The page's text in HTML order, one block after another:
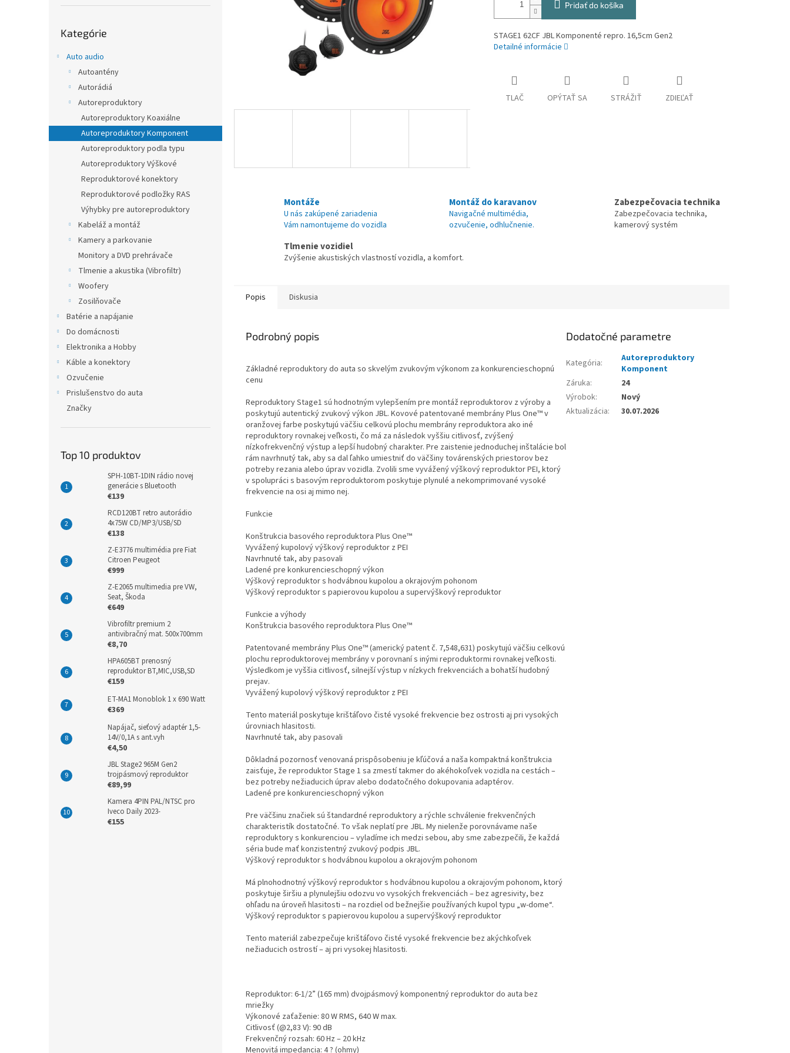
kategórie
Kategórie
Auto audio
Autoantény
Autorádiá
Autoreproduktory
Autoreproduktory Koaxiálne
Autoreproduktory Komponent
Autoreproduktory podla typu
Autoreproduktory Výškové
Reproduktorové konektory
Reproduktorové podložky RAS
Výhybky pre autoreproduktory
Kabeláž a montáž
Kamery a parkovanie
Monitory a DVD prehrávače
Tlmenie a akustika (Vibrofiltr)
Woofery
Zosilňovače
Batérie a napájanie
Do domácnosti
Elektronika a Hobby
Káble a konektory
Ozvučenie
Prislušenstvo do auta
Značky
Top 10 produktov
SPH-10BT-1DIN rádio novej
generácie s Bluetooth
€139
RCD120BT retro autorádio
4x75W CD/MP3/USB/SD
€138
Z-E3776 multimédia pre Fiat
Citroen Peugeot
€999
Z-E2065 multimedia pre VW,
Seat, Škoda
€649
Vibrofiltr premium 2
antivibračný mat. 500x700mm
€8,70
HPA605BT prenosný
reproduktor BT,MIC,USB,SD
€159
ET-MA1 Monoblok 1 x 690 Watt
€369
Napájač, sieťový adaptér 1,5-
14V/0,1A s ant.vyh
€4,50
JBL Stage2 965M Gen2
trojpásmový reproduktor
€89,99
Kamera 4PIN PAL/NTSC pro
Iveco Daily 2023-
€155
Pridať do košíka
STAGE1 62CF JBL Komponenté repro. 16,5cm Gen2
Detailné informácie
TLAČ OPÝTAŤ SA STRÁŽIŤ ZDIEĽAŤ
Montáže
U nás zakúpené zariadenia
Vám namontujeme do vozidla
Montáž do karavanov
Navigačné multimédia,
ozvučenie, odhlučnenie.
Zabezpečovacia technika
Zabezpečovacia technika,
kamerový systém
Tlmenie vozidiel
Zvýšenie akustiských vlastností vozidla, a komfort.
Popis Diskusia
Podrobný popis
Základné reproduktory do auta so skvelým zvukovým výkonom za konkurencieschopnú
cenu
Reproduktory Stage1 sú hodnotným vylepšením pre montáž reproduktorov z výroby a
poskytujú autentický zvukový výkon JBL. Kovové patentované membrány Plus One™ v
oranžovej farbe poskytujú väčšiu celkovú plochu membrány reproduktora ako iné
reproduktory rovnakej veľkosti, čo má za následok vyššiu citlivosť, zvýšený
nízkofrekvenčný výstup a lepší hudobný charakter. Pre zaistenie jednoduchej inštalácie bol
rám navrhnutý tak, aby sa dal ľahko umiestniť do väčšiny továrenských priestorov bez
potreby rezania alebo úprav vozidla. Zvolili sme vyvážený výškový reproduktor PEI, ktorý
v spolupráci s basovým reproduktorom poskytuje plynulé a nekomprimované vysoké
frekvencie na osi aj mimo nej.
Funkcie
Konštrukcia basového reproduktora Plus One™
Vyvážený kupolový výškový reproduktor z PEI
Navrhnuté tak, aby pasovali
Ladené pre konkurencieschopný výkon
Výškový reproduktor s hodvábnou kupolou a okrajovým pohonom
Výškový reproduktor s papierovou kupolou a supervýškový reproduktor
Funkcie a výhody
Konštrukcia basového reproduktora Plus One™
Patentované membrány Plus One™ (americký patent č. 7,548,631) poskytujú väčšiu celkovú
plochu reproduktorovej membrány v porovnaní s inými reproduktormi rovnakej veľkosti.
Výsledkom je vyššia citlivosť, silnejší výstup v nízkych frekvenciách a bohatší hudobný
prejav.
Vyvážený kupolový výškový reproduktor z PEI
Tento materiál poskytuje krištáľovo čisté vysoké frekvencie bez ostrosti aj pri vysokých
úrovniach hlasitosti.
Navrhnuté tak, aby pasovali
Dôkladná pozornosť venovaná prispôsobeniu je kľúčová a naša kompaktná konštrukcia
zaisťuje, že reproduktor Stage 1 sa zmestí takmer do akéhokoľvek vozidla na cestách –
bez potreby nežiaducich úprav alebo dodatočného dokupovania adaptérov.
Ladené pre konkurencieschopný výkon
Pre väčšinu značiek sú štandardné reproduktory a rýchle schválenie frekvenčných
charakteristík dostatočné. To však neplatí pre JBL. My nielenže porovnávame naše
reproduktory s konkurenciou – vyladíme ich medzi sebou, aby sme zabezpečili, že každá
séria bude mať konzistentný zvukový podpis JBL.
Výškový reproduktor s hodvábnou kupolou a okrajovým pohonom
Má plnohodnotný výškový reproduktor s hodvábnou kupolou a okrajovým pohonom, ktorý
poskytuje širšiu a plynulejšiu odozvu vo vysokých frekvenciách – bez agresivity, bez
ohľadu na úroveň hlasitosti – na rozdiel od bežnejšie používaných kupol typu „w-dome“.
Výškový reproduktor s papierovou kupolou a supervýškový reproduktor
Tento materiál zabezpečuje krištáľovo čisté vysoké frekvencie bez akýchkoľvek
nežiaducich ostrostí – aj pri vysokej hlasitosti.
Reproduktor: 6-1/2” (165 mm) dvojpásmový komponentný reproduktor do auta bez
mriežky
Výkonové zaťaženie: 80 W RMS, 640 W max.
Citlivosť (@2,83 V): 90 dB
Frekvenčný rozsah: 60 Hz – 20 kHz
Menovitá impedancia: 4 ? (ohmy)
Dodatočné parametre
Kategória:
Autoreproduktory
Komponent
Záruka:
24
Výrobok:
Nový
Aktualizácia: 30.07.2026